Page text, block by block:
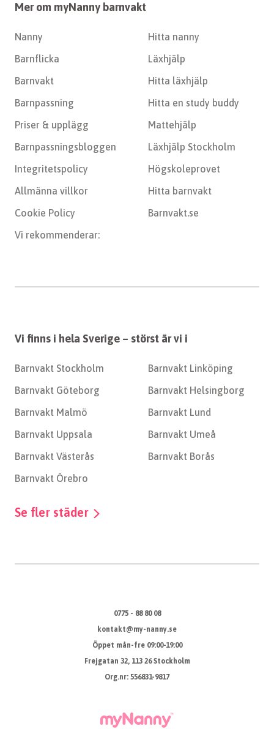
Mer om myNanny barnvakt
Nanny
Barnflicka
Barnvakt
Barnpassning
Priser & upplägg
Barnpassningsbloggen
Integritetspolicy
Allmänna villkor
Cookie Policy
Vi rekommenderar:
Hitta nanny
Läxhjälp
Hitta läxhjälp
Hitta en study buddy
Mattehjälp
Läxhjälp Stockholm
Högskoleprovet
Hitta barnvakt
Barnvakt.se
Vi finns i hela Sverige – störst är vi i
Barnvakt Stockholm
Barnvakt Göteborg
Barnvakt Malmö
Barnvakt Uppsala
Barnvakt Västerås
Barnvakt Örebro
Barnvakt Linköping
Barnvakt Helsingborg
Barnvakt Lund
Barnvakt Umeå
Barnvakt Borås
Se fler städer
kontakt@my-nanny.se
0775 - 88 80 08
Öppet mån-fre 09:00-19:00
Frejgatan 32, 113 26 Stockholm
Org.nr: 556831-9817